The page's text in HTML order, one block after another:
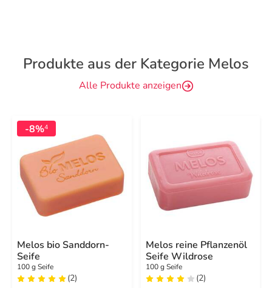
Produkte aus der Kategorie Melos
Alle Produkte anzeigen
-8%4
Melos bio Sanddorn-
Seife
100 g Seife
(2)
Melos reine Pflanzenöl
Seife Wildrose
100 g Seife
(2)